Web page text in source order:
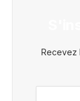
Recevez